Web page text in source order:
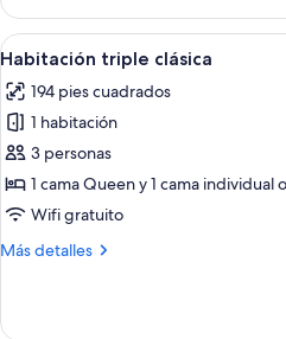
individuales,
balcón
superior
con
1
matrimonial
o
individuales,
balcón
Abrir
todas
las
fotos
de
Habitación
triple
5
Habitación triple clásica
194 pies cuadrados
1 habitación
3 personas
1 cama Queen y 1 cama individual
Wifi gratuito
Más detalles
Más
triple